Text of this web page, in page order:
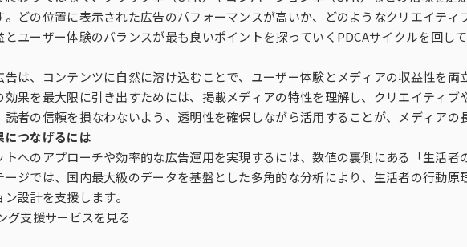
。どの位置に表示された広告のパフォーマンスが高いか、どのようなクリエイティ
とユーザー体験のバランスが最も良いポイントを探っていくPDCAサイクルを回し
告は、コンテンツに自然に溶け込むことで、ユーザー体験とメディアの収益性を両
効果を最大限に引き出すためには、掲載メディアの特性を理解し、クリエイティブ
読者の信頼を損なわないよう、透明性を確保しながら活用することが、メディアの
につなげるには
トへのアプローチや効率的な広告運用を実現するには、数値の裏側にある「生活者
ージでは、国内最大級のデータを基盤とした多角的な分析により、生活者の行動原
設計を支援します。
グ支援サービスを見る